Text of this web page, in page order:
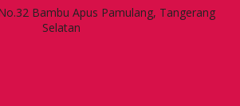
Bambu Apus Pamulang, Tangerang
Selatan